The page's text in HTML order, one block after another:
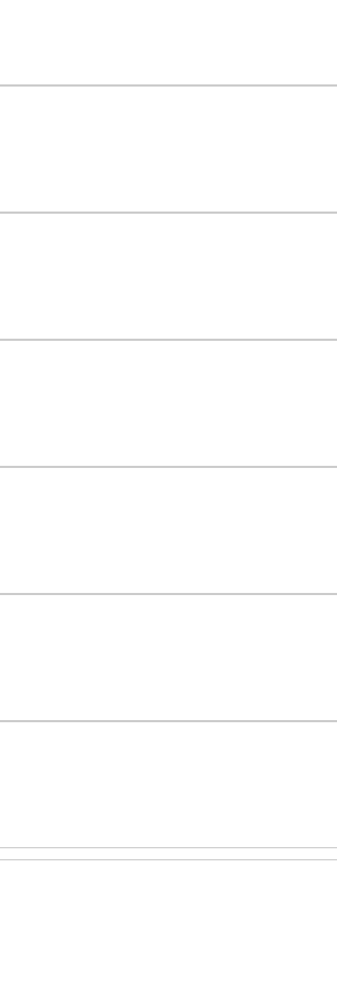
dos atos do Poder
respeito à coisa pública.
êxito na eleição,
experiência internacional